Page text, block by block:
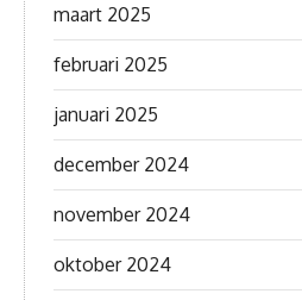
maart 2025
februari 2025
januari 2025
december 2024
november 2024
oktober 2024